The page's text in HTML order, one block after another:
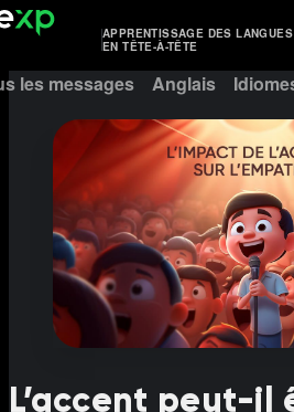
APPRENTISSAGE DES LANGUES
EN TÊTE-À-TÊTE
les messages Anglais
L’accent peut-il